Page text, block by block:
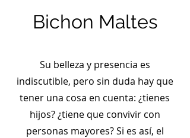
Bichon Maltes
Su belleza y presencia es
indiscutible, pero sin duda hay que
tener una cosa en cuenta: ¿tienes
hijos? ¿tiene que convivir con
personas mayores? Si es así, el